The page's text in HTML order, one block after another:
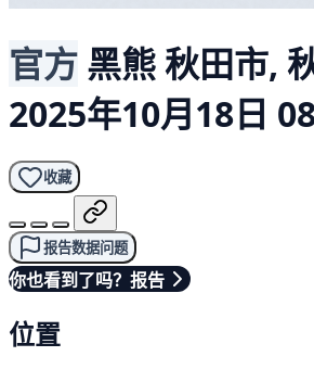
官方 黑熊秋田市,
2025年10月18日
收藏
报告数据问题
你也看到了吗？报告
位置